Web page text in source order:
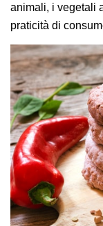
animali, i vegetali
praticità di